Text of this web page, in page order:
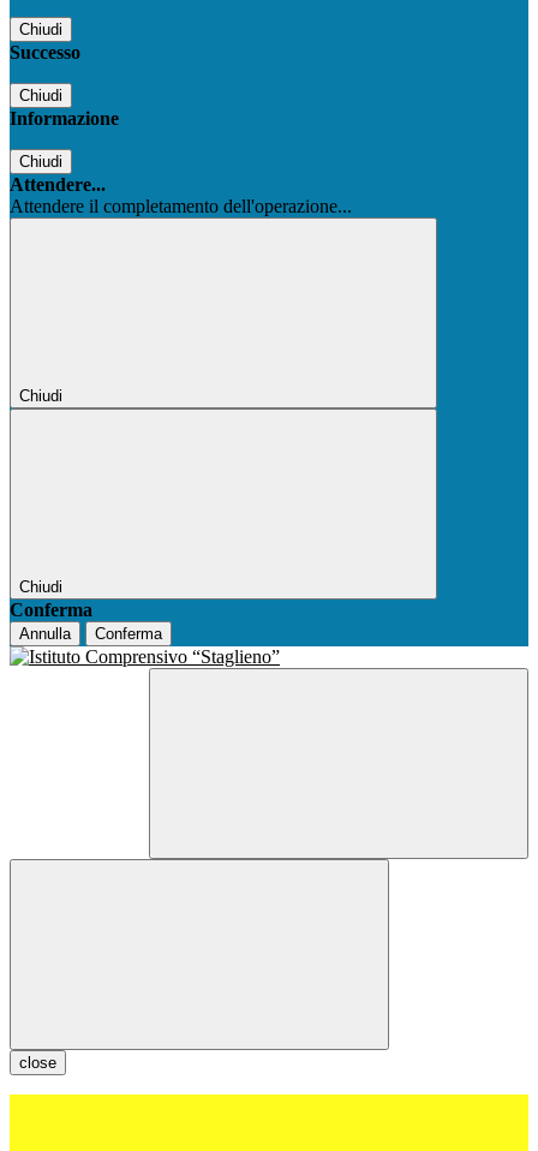
Chiudi
Successo
Chiudi
Informazione
Chiudi
Attendere...
Attendere il completamento dell'operazione...
Chiudi
Chiudi
Conferma
Annulla Conferma
close